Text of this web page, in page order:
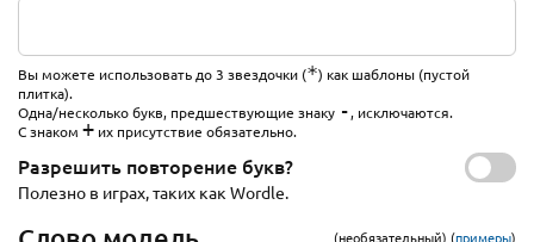
Вы можете использовать до 3 звездочки (*) как шаблоны (пустой
плитка).
Одна/несколько букв, предшествующие знаку -, исключаются.
С знаком +их присутствие обязательно.
Разрешить повторение букв?
Полезно в играх, таких как Wordle.
(необязательный) (примеры)